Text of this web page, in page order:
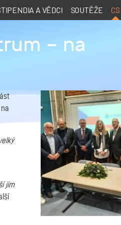
A VĚDCI SOUTĚŽE CS
– na
jim